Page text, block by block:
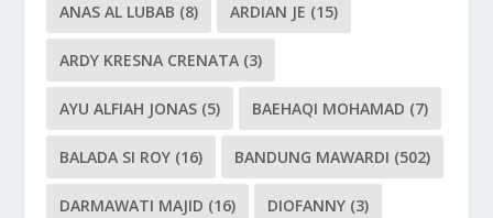
ANAS AL LUBAB (8) ARDIAN JE (15)
ARDY KRESNA CRENATA (3)
AYU ALFIAH JONAS (5) BAEHAQI MOHAMAD (7)
BALADA SI ROY (16) BANDUNG MAWARDI (502)
DARMAWATI MAJID (16) DIOFANNY (3)